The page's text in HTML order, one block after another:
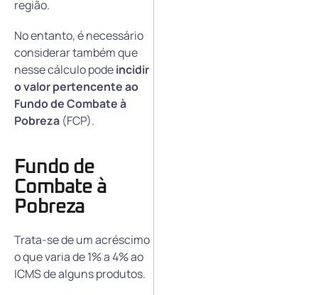
região.
No entanto, é necessário
considerar também que
nesse cálculo podeincidir
o valor pertencente ao
Fundo de Combate à
Pobreza (FCP).
Fundo de
Combate à
Pobreza
Trata-se de um acréscimo
o que varia de 1% a 4% ao
ICMS de alguns produtos.